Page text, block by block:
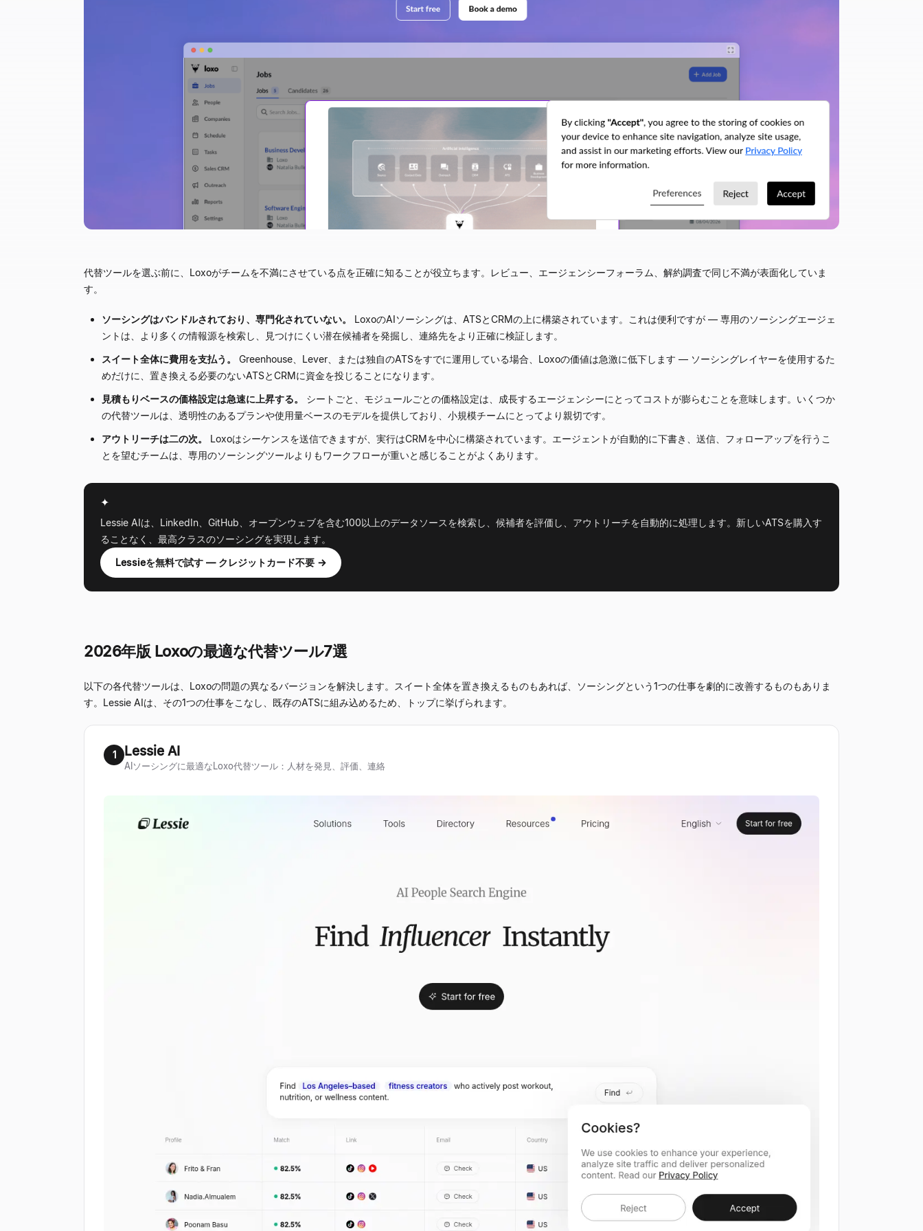
代替ツールを選ぶ前に、Loxoがチームを不満にさせている点を正確に知ることが役立ちます。レビュー、エージェンシーフォーラム、解約調査で同じ不満が表面化していま
す。
ソーシングはバンドルされており、専門化されていない。
LoxoのAIソーシングは、ATSとCRMの上に構築されています。これは便利ですが — 専用のソーシングエージェ
ントは、より多くの情報源を検索し、見つけにくい潜在候補者を発掘し、連絡先をより正確に検証します。
スイート全体に費用を支払う。
Greenhouse、Lever、または独自のATSをすでに運用している場合、Loxoの価値は急激に低下します — ソーシングレイヤーを使用するた
めだけに、置き換える必要のないATSとCRMに資金を投じることになります。
見積もりベースの価格設定は急速に上昇する。
シートごと、モジュールごとの価格設定は、成長するエージェンシーにとってコストが膨らむことを意味します。いくつか
の代替ツールは、透明性のあるプランや使用量ベースのモデルを提供しており、小規模チームにとってより親切です。
アウトリーチは二の次。
Loxoはシーケンスを送信できますが、実行はCRMを中心に構築されています。エージェントが自動的に下書き、送信、フォローアップを行うこ
とを望むチームは、専用のソーシングツールよりもワークフローが重いと感じることがよくあります。
✦
Lessie AIは、LinkedIn、GitHub、オープンウェブを含む100以上のデータソースを検索し、候補者を評価し、アウトリーチを自動的に処理します。新しいATSを購入す
ることなく、最高クラスのソーシングを実現します。
Lessieを無料で試す — クレジットカード不要 →
2026年版 Loxoの最適な代替ツール7選
以下の各代替ツールは、Loxoの問題の異なるバージョンを解決します。スイート全体を置き換えるものもあれば、ソーシングという1つの仕事を劇的に改善するものもありま
す。Lessie AIは、その1つの仕事をこなし、既存のATSに組み込めるため、トップに挙げられます。
1 Lessie AI
AIソーシングに最適なLoxo代替ツール：人材を発見、評価、連絡